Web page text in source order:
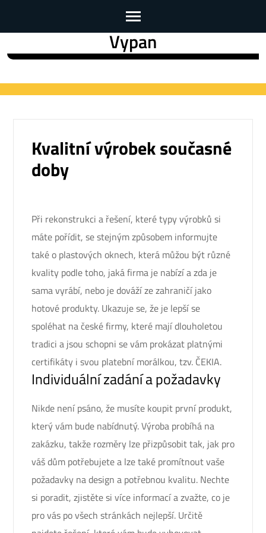
to
(Press
Vypan
Kvalitní výrobek současné
doby
Při rekonstrukci a řešení, které typy výrobků si
máte pořídit, se stejným způsobem informujte
také o plastových oknech, která můžou být různé
kvality podle toho, jaká firma je nabízí a zda je
sama vyrábí, nebo je dováží ze zahraničí jako
hotové produkty. Ukazuje se, že je lepší se
spoléhat na české firmy, které mají dlouholetou
tradici a jsou schopni se vám prokázat platnými
certifikáty i svou platební morálkou, tzv. ČEKIA.
Individuální zadání a požadavky
Nikde není psáno, že musíte koupit první produkt,
který vám bude nabídnutý. Výroba probíhá na
zakázku, takže rozměry lze přizpůsobit tak, jak pro
váš dům potřebujete a lze také promítnout vaše
požadavky na design a potřebnou kvalitu. Nechte
si poradit, zjistěte si více informací a zvažte, co je
pro vás po všech stránkách nejlepší. Určitě